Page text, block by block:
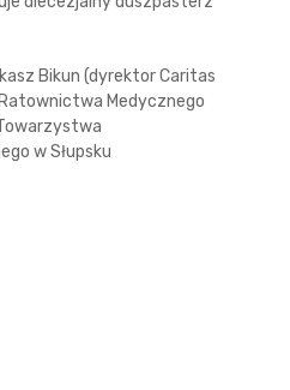
Bikun (dyrektor Caritas
Medycznego
w Słupsku